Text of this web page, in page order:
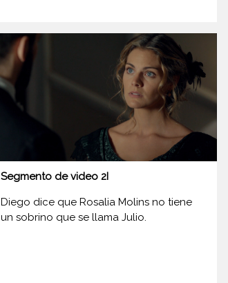
Segmento de video 2I
Diego dice que Rosalia Molins no tiene
un sobrino que se llama Julio.